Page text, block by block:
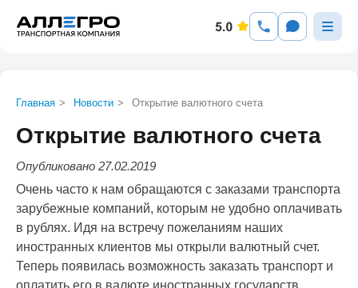
Главная > Новости > Открытие валютного счета
Открытие валютного счета
Опубликовано 27.02.2019
Очень часто к нам обращаются с заказами транспорта
зарубежные компаний, которым не удобно оплачивать
в рублях. Идя на встречу пожеланиям наших
иностранных клиентов мы открыли валютный счет.
Теперь появилась возможность заказать транспорт и
оплатить его в валюте иностранных государств.